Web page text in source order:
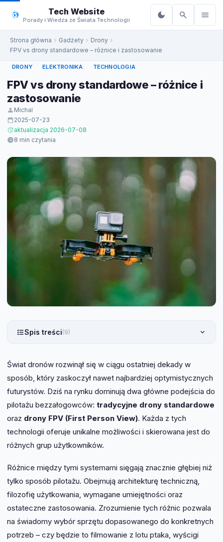
do
treści
Tech Website
Porady i Wiedza ze Świata Technologii
Strona główna Gadżety
Drony
FPV vs drony standardowe – różnice i zastosowanie
DRONY ELEKTRONIKA TECHNOLOGIA
FPV vs drony standardowe – różnice i
zastosowanie
Michal
2025-07-23
aktualizacja 2026-07-08
8 min czytania
Spis treści(9)
Świat dronów rozwinął się w ciągu ostatniej dekady w
sposób, który zaskoczył nawet najbardziej optymistycznych
futurystów. Dziś na rynku dominują dwa główne podejścia do
pilotażu bezzałogowców: tradycyjne drony standardowe
oraz drony FPV (First Person View). Każda z tych
technologii oferuje unikalne możliwości i skierowana jest do
różnych grup użytkowników.
Różnice między tymi systemami sięgają znacznie głębiej niż
tylko sposób pilotażu. Obejmują architekturę techniczną,
filozofię użytkowania, wymagane umiejętności oraz
ostateczne zastosowania. Zrozumienie tych różnic pozwala
na świadomy wybór sprzętu dopasowanego do konkretnych
potrzeb – czy będzie to filmowanie z lotu ptaka, wyścigi